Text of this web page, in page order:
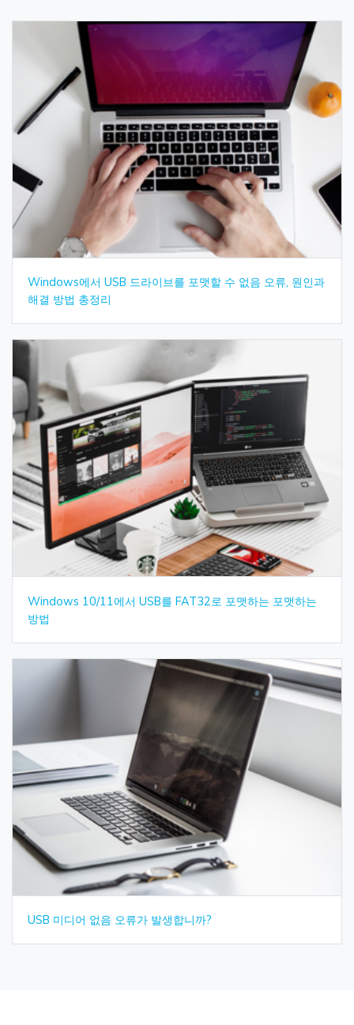
Windows에서 USB 드라이브를 포맷할 수 없음 오류, 원인과
해결 방법 총정리
Windows 10/11에서 USB를 FAT32로 포맷하는 포맷하는
방법
USB 미디어 없음 오류가 발생합니까?